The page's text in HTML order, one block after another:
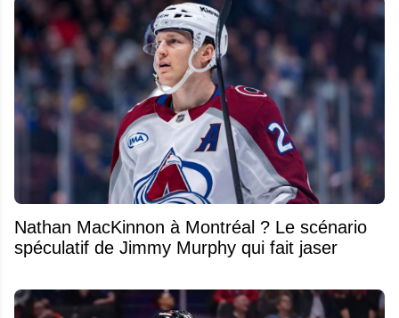
Nathan MacKinnon à Montréal ? Le scénario
spéculatif de Jimmy Murphy qui fait jaser